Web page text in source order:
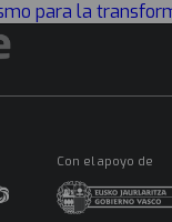
para la
Con el apoyo de